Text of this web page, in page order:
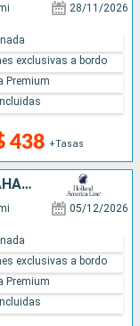
28/11/2026
438 +Tasas
exclusivas a bordo
Premium
ESTADOS UNIDOS, PUERTO RICO, BAHAMAS
05/12/2026
exclusivas a bordo
Premium